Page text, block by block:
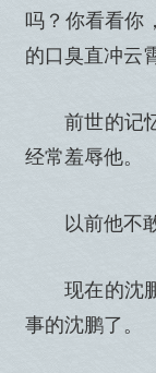
吗？你看看你
的口臭直冲云
前世的记
经常羞辱他。
以前他不
现在的沈
事的沈鹏了。